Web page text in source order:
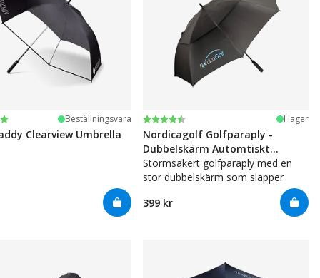
5 stjärnor Beställningsvara
Clearview Umbrella
Betyg:
4.7 utav 5 stjärnor I lager
Nordicagolf Golfparaply -
Dubbelskärm Automtiskt
Öppning
Stormsäkert golfparaply med en
stor dubbelskärm som släpper
399 kr